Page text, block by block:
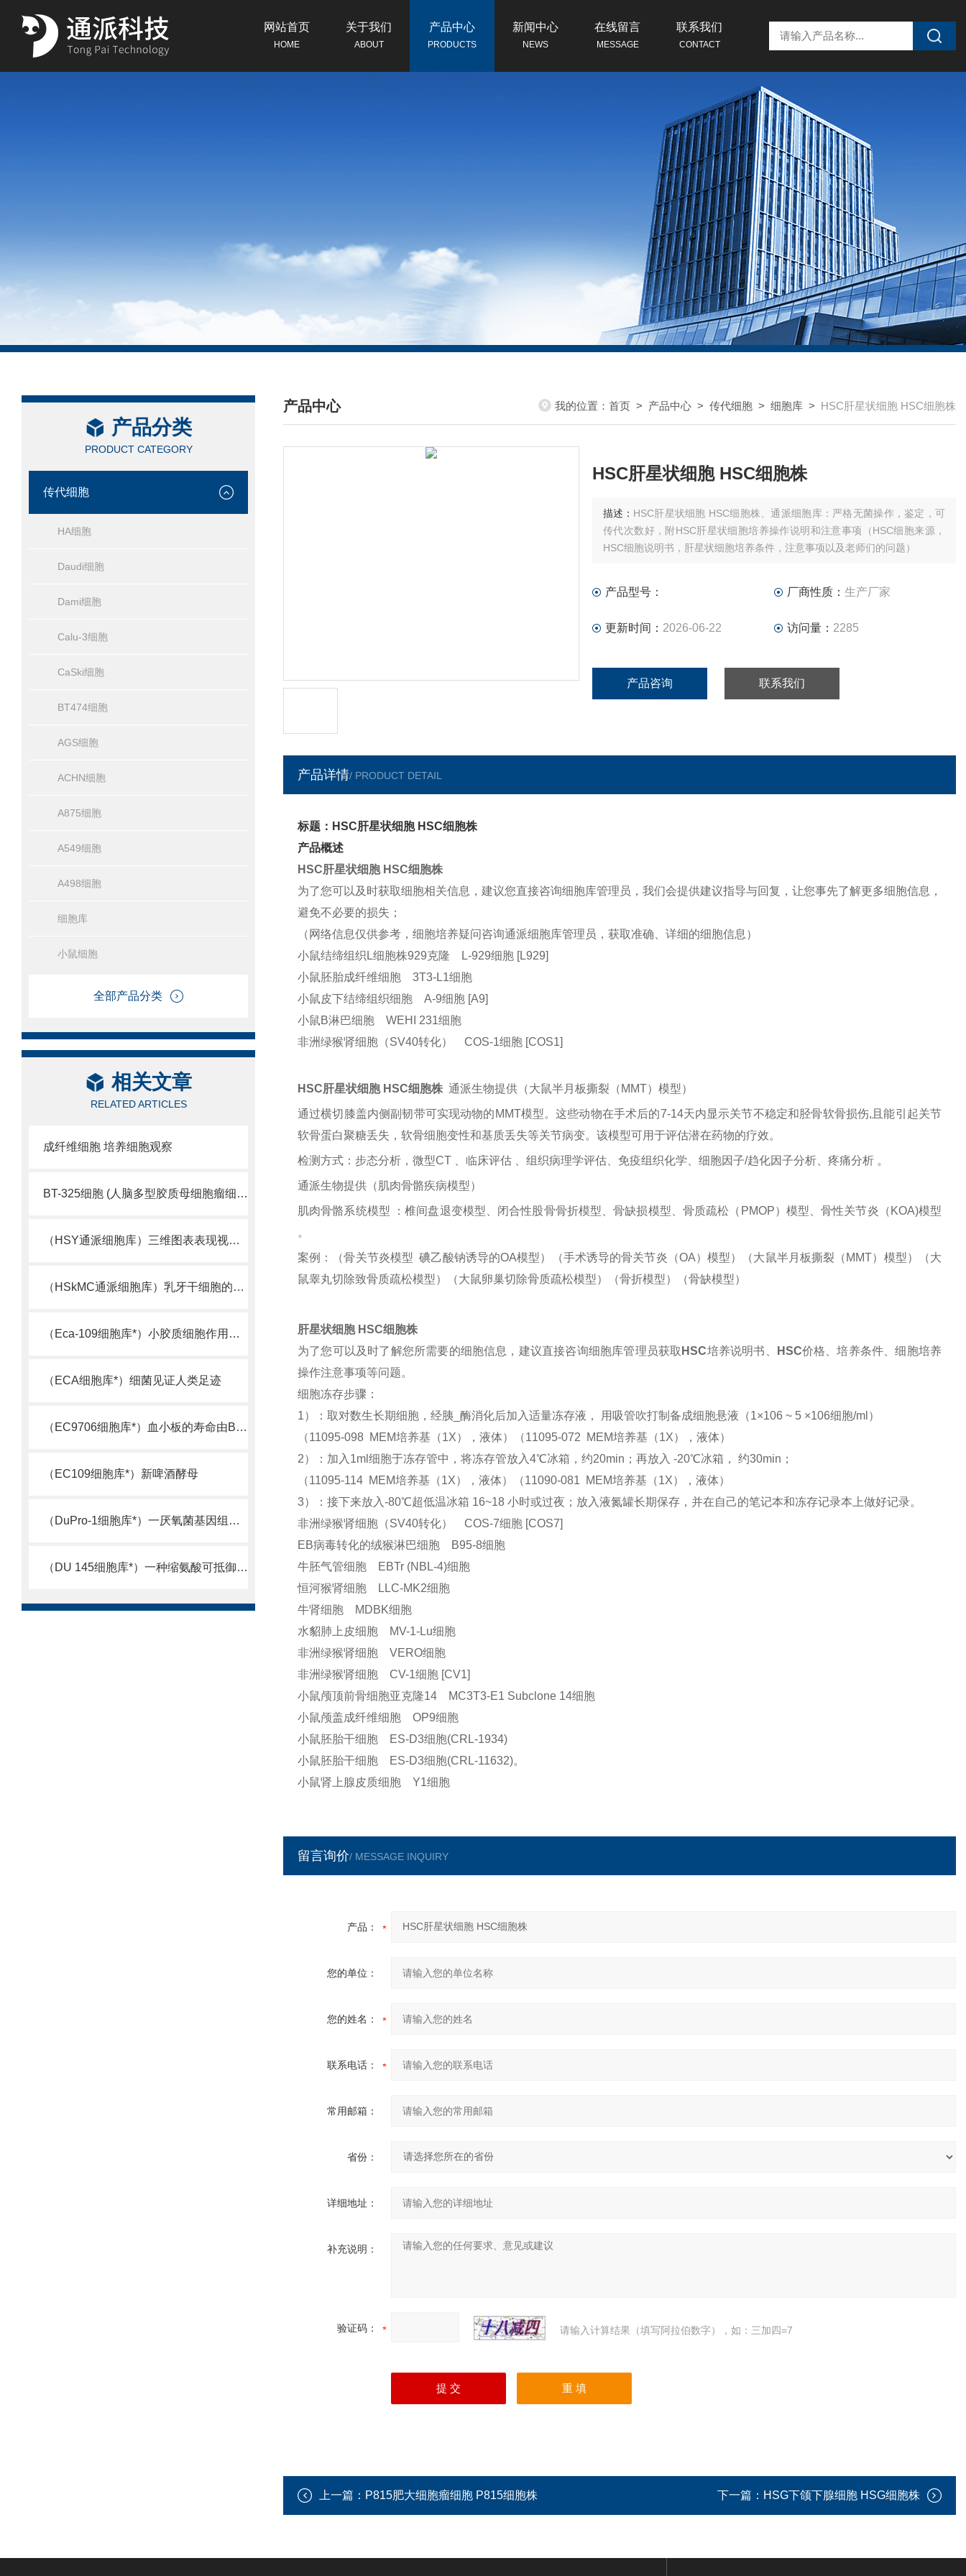
网站首页
HOME
关于我们
ABOUT
产品中心
PRODUCTS
新闻中心
NEWS
在线留言
MESSAGE
联系我们
CONTACT
产品分类
PRODUCT CATEGORY
传代细胞
HA细胞
Daudi细胞
Dami细胞
Calu-3细胞
CaSki细胞
BT474细胞
AGS细胞
ACHN细胞
A875细胞
A549细胞
A498细胞
细胞库
小鼠细胞
全部产品分类
相关文章
RELATED ARTICLES
成纤维细胞 培养细胞观察
BT-325细胞 (人脑多型胶质母细胞瘤细胞库)
（HSY通派细胞库）三维图表表现视觉细胞活性
（HSkMC通派细胞库）乳牙干细胞的又一来源
（Eca-109细胞库*）小胶质细胞作用机制被揭示
（ECA细胞库*）细菌见证人类足迹
（EC9706细胞库*）血小板的寿命由Bcl-xL决定
（EC109细胞库*）新啤酒酵母
（DuPro-1细胞库*）一厌氧菌基因组测序完成
（DU 145细胞库*）一种缩氨酸可抵御超级细菌
产品中心
/ PRODUCTS CENTER
我的位置： 首页 > 产品中心 > 传代细胞 > 细胞库 > HSC肝星状细胞 HSC细胞株
HSC肝星状细胞 HSC细胞株
描述： HSC肝星状细胞 HSC细胞株、通派细胞库：严格无菌操作，鉴定，可
传代次数好，附HSC肝星状细胞培养操作说明和注意事项（HSC细胞来源，
HSC细胞说明书，肝星状细胞培养条件，注意事项以及老师们的问题）
产品型号： 厂商性质： 生产厂家
更新时间： 2026-06-22 访问量： 2285
产品咨询 联系我们
产品详情/ PRODUCT DETAIL
标题：HSC肝星状细胞 HSC细胞株
产品概述
HSC肝星状细胞 HSC细胞株
为了您可以及时获取细胞相关信息，建议您直接咨询细胞库管理员，我们会提供建议指导与回复，让您事先了解更多细胞信息，
避免不必要的损失；
（网络信息仅供参考，细胞培养疑问咨询通派细胞库管理员，获取准确、详细的细胞信息）
小鼠结缔组织L细胞株929克隆 L-929细胞 [L929]
小鼠胚胎成纤维细胞 3T3-L1细胞
小鼠皮下结缔组织细胞 A-9细胞 [A9]
小鼠B淋巴细胞 WEHI 231细胞
非洲绿猴肾细胞（SV40转化） COS-1细胞 [COS1]
HSC肝星状细胞 HSC细胞株 通派生物提供（大鼠半月板撕裂（ MMT）模型）
通过横切膝盖内侧副韧带可实现动物的 MMT模型。这些动物在手术后的7-14天内显示关节不稳定和胫骨软骨损伤,且能引起关节
软骨蛋白聚糖丢失，软骨细胞变性和基质丢失等关节病变。该模型可用于评估潜在药物的疗效。
检测方式：步态分析，微型CT 、临床评估 、组织病理学评估、免疫组织化学、细胞因子/趋化因子分析、疼痛分析 。
通派生物提供（肌肉骨骼疾病模型）
肌肉骨骼系统模型 ：椎间盘退变模型、闭合性股骨骨折模型、骨缺损模型、骨质疏松（PMOP）模型、骨性关节炎（KOA)模型
。
案例：（骨关节炎模型 碘乙酸钠诱导的OA模型）（手术诱导的骨关节炎（OA）模型）（大鼠半月板撕裂（MMT）模型）（大
鼠睾丸切除致骨质疏松模型）（大鼠卵巢切除骨质疏松模型）（骨折模型）（骨缺模型）
肝星状细胞 HSC细胞株
为了您可以及时了解您所需要的细胞信息，建议直接咨询细胞库管理员获取 HSC培养说明书、 HSC价格、培养条件、细胞培养
操作注意事项等问题。
细胞冻存步骤：
1）：取对数生长期细胞，经胰_酶消化后加入适量冻存液， 用吸管吹打制备成细胞悬液（1×106 ~ 5 ×106细胞/ml）
（11095-098 MEM培养基（1X），液体）（11095-072 MEM培养基（1X），液体）
2）：加入1ml细胞于冻存管中，将冻存管放入4℃冰箱，约20min；再放入 -20℃冰箱， 约30min；
（11095-114 MEM培养基（1X），液体）（11090-081 MEM培养基（1X），液体）
3）：接下来放入-80℃超低温冰箱 16~18 小时或过夜；放入液氮罐长期保存，并在自己的笔记本和冻存记录本上做好记录。
非洲绿猴肾细胞（SV40转化） COS-7细胞 [COS7]
EB病毒转化的绒猴淋巴细胞 B95-8细胞
牛胚气管细胞 EBTr (NBL-4)细胞
恒河猴肾细胞 LLC-MK2细胞
牛肾细胞 MDBK细胞
水貂肺上皮细胞 MV-1-Lu细胞
非洲绿猴肾细胞 VERO细胞
非洲绿猴肾细胞 CV-1细胞 [CV1]
小鼠颅顶前骨细胞亚克隆14 MC3T3-E1 Subclone 14细胞
小鼠颅盖成纤维细胞 OP9细胞
小鼠胚胎干细胞 ES-D3细胞(CRL-1934)
小鼠胚胎干细胞 ES-D3细胞(CRL-11632)。
小鼠肾上腺皮质细胞 Y1细胞
留言询价/ MESSAGE INQUIRY
产品：
您的单位：
您的姓名：
联系电话：
常用邮箱：
省份：
详细地址：
补充说明：
验证码： 请输入计算结果（填写阿拉伯数字），如：三加四=7
上一篇： P815肥大细胞瘤细胞 P815细胞株 下一篇： HSG下颌下腺细胞 HSG细胞株